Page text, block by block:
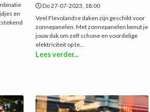
en
Do 27-07-2023, 18:00
Veel Flevolandse daken zijn geschikt voor
zonnepanelen. Met zonnepanelen benut je
jouw dak om zelf schone en voordelige
elektriciteit op te...
Lees verder...